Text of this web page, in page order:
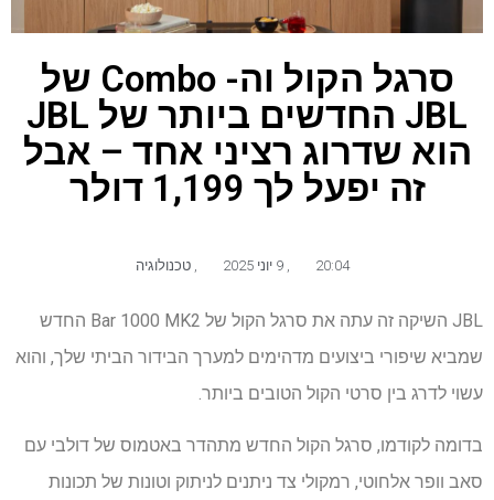
סרגל הקול וה- Combo של
JBL החדשים ביותר של JBL
הוא שדרוג רציני אחד – אבל
זה יפעל לך 1,199 דולר
20:04 טכנולוגיה
JBL השיקה זה עתה את סרגל הקול של Bar 1000 MK2 החדש
שמביא שיפורי ביצועים מדהימים למערך הבידור הביתי שלך, והוא
עשוי לדרג בין סרטי הקול הטובים ביותר.
בדומה לקודמו, סרגל הקול החדש מתהדר באטמוס של דולבי עם
סאב וופר אלחוטי, רמקולי צד ניתנים לניתוק וטונות של תכונות